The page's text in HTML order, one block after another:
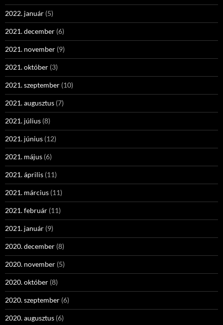
2022. január (5)
2021. december (6)
2021. november (9)
2021. október (3)
2021. szeptember (10)
2021. augusztus (7)
2021. július (8)
2021. június (12)
2021. május (6)
2021. április (11)
2021. március (11)
2021. február (11)
2021. január (9)
2020. december (8)
2020. november (5)
2020. október (8)
2020. szeptember (6)
2020. augusztus (6)